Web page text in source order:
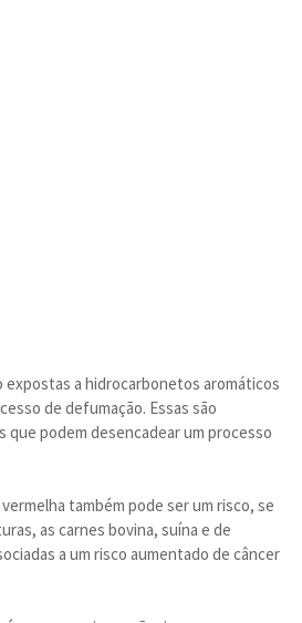
expostas a hidrocarbonetos aromáticos
de defumação. Essas são
que podem desencadear um processo
também pode ser um risco, se
as carnes bovina, suína e de
a um risco aumentado de câncer